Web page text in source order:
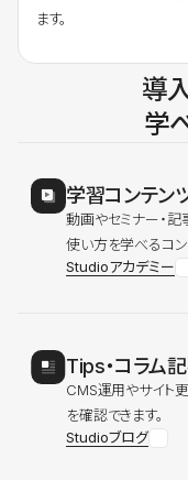
ます。
導
学
学習コンテン
動画やセミナー・記
使い方を学べるコ
Studioアカデミー
Tips・コラム
CMS運用やサイト
を確認できます。
Studioブログ